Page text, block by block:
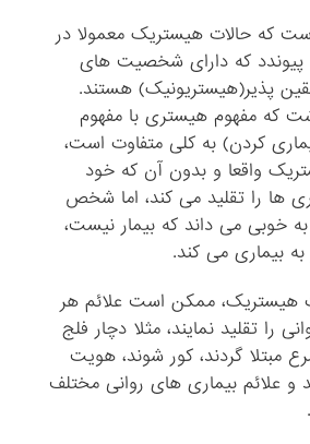
است که حالات هیستریک معمولا در
پیوندد که دارای شخصیت های
پذیر(هیستریونیک) هستند.
که مفهوم هیستری با مفهوم
کردن) به کلی متفاوت است،
واقعا و بدون آن که خود
ها را تقلید می کند، اما شخص
خوبی می داند که بیمار نیست،
به بیماری می کند.
هیستریک، ممکن است علائم هر
را تقلید نمایند، مثلا دچار فلج
مبتلا گردند، کور شوند، هویت
و علائم بیماری های روانی مختلف